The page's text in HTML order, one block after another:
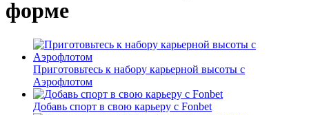
форме
Приготовьтесь к набору карьерной высоты с
Аэрофлотом
Добавь спорт в свою карьеру с Fonbet